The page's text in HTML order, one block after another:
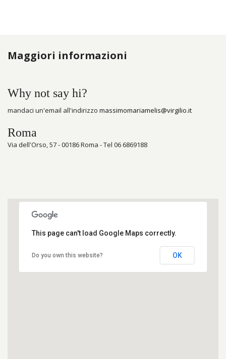
Maggiori informazioni
Why not say hi?
mandaci un'email all'indirizzo massimomariamelis@virgilio.it
Roma
Via dell'Orso, 57 - 00186 Roma - Tel 06 6869188
This page can't load Google Maps correctly.
Do you own this website? OK